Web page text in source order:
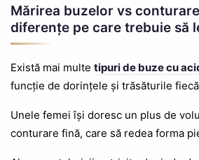
Mărirea buzelor vs
diferențe pe care trebuie să
Există mai multe tipuri de buze cu
funcție de dorințele și trăsăturile
Unele femei își doresc un plus de
conturare fină, care să redea forma